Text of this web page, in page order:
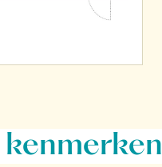
kenmerken